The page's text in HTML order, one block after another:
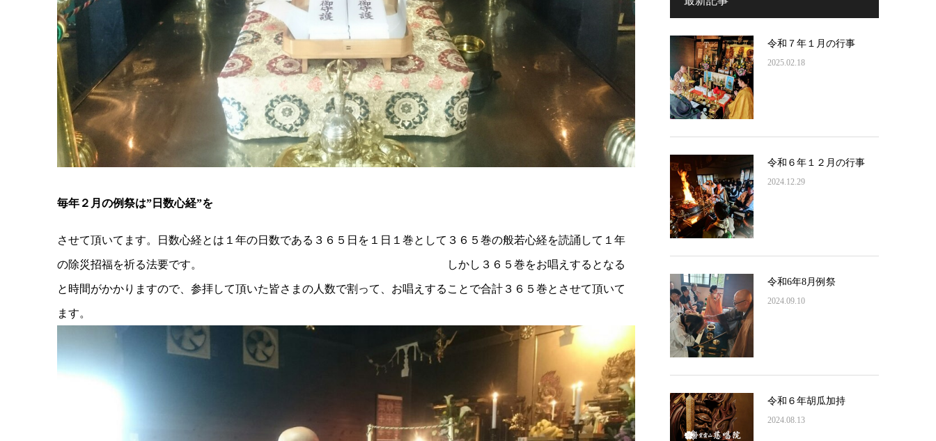
毎年２月の例祭は”日数心経”を
させて頂いてます。日数心経とは１年の日数である３６５日を１日１巻として３６５巻の般若心経を読誦して１年
の除災招福を祈る法要です。 ‏しかし３６５巻をお唱えするとなる
と時間がかかりますので、参拝して頂いた皆さまの人数で割って、お唱えすることで合計３６５巻とさせて頂いて
ます。
令和７年１月の行事
2025.02.18
令和６年１２月の行事
2024.12.29
令和6年8月例祭
2024.09.10
令和６年胡瓜加持
2024.08.13